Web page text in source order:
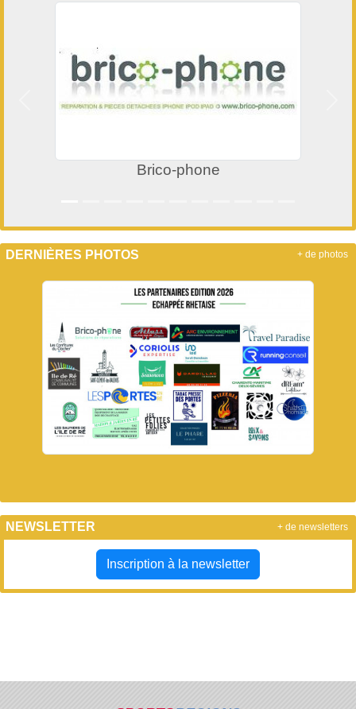
Brico-phone
Précedent
DERNIÈRES PHOTOS + de photos
NEWSLETTER
Inscription à la newsletter
+ de newsletters